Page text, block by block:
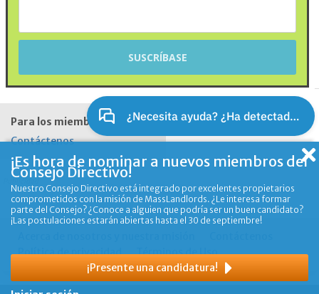
Para los miembros
Contáctenos
Política de privacidad
Términos de Uso
¡Es hora de nominar a nuevos miembros del
Consejo Directivo!
Nuestro Consejo Directivo está integrado por excelentes propietarios
comprometidos con la misión de MassLandlords. ¿Le interesa formar
parte del Consejo? ¿Conoce a alguien que podría ser un buen candidato?
¡Las postulaciones estarán abiertas hasta el 30 de septiembre!
¡Presente una candidatura!